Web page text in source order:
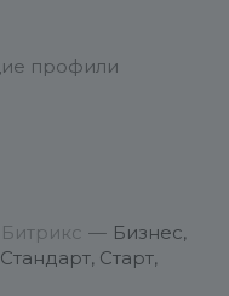
профили
профиля
ценников
— Бизнес,
Старт,